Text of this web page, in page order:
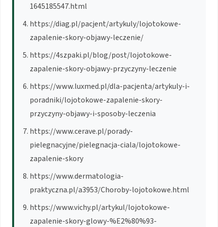
1645185547.html
https://diag.pl/pacjent/artykuly/lojotokowe-
zapalenie-skory-objawy-leczenie/
https://4szpaki.pl/blog/post/lojotokowe-
zapalenie-skory-objawy-przyczyny-leczenie
https://www.luxmed.pl/dla-pacjenta/artykuly-i-
poradniki/lojotokowe-zapalenie-skory-
przyczyny-objawy-i-sposoby-leczenia
https://www.cerave.pl/porady-
pielegnacyjne/pielegnacja-ciala/lojotokowe-
zapalenie-skory
https://www.dermatologia-
praktyczna.pl/a3953/Choroby-lojotokowe.html
https://www.vichy.pl/artykul/lojotokowe-
zapalenie-skory-glowy-%E2%80%93-